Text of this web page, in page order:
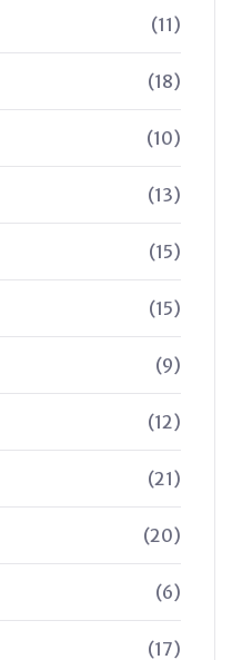
(11)
(18)
(10)
(13)
(15)
(15)
(9)
(12)
(21)
(20)
(6)
(17)